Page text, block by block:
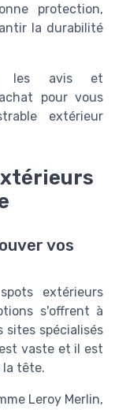
protection,
la durabilité
les avis et
pour vous
extérieur
vos
extérieurs
s'offrent à
sites spécialisés
vaste et il est
la tête.
Leroy Merlin,